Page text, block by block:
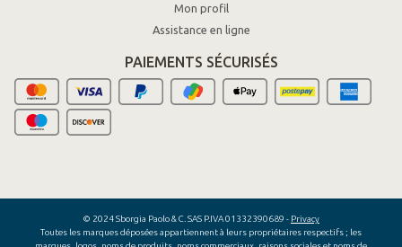
Mon profil
Assistance en ligne
PAIEMENTS SÉCURISÉS
© 2024 Sborgia Paolo & C. SAS P.IVA 01332390689 - Privacy
Toutes les marques déposées appartiennent à leurs propriétaires respectifs ; les